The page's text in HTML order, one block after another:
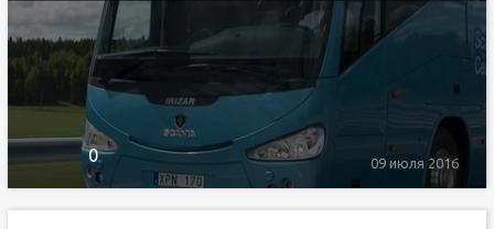
0 09 июля 2016